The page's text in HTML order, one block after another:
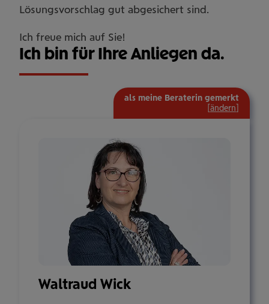
Lösungsvorschlag gut abgesichert sind.
Ich freue mich auf Sie!
Ich bin für Ihre Anliegen da.
Waltraud Wick
als meine Beraterin gemerkt
ändern